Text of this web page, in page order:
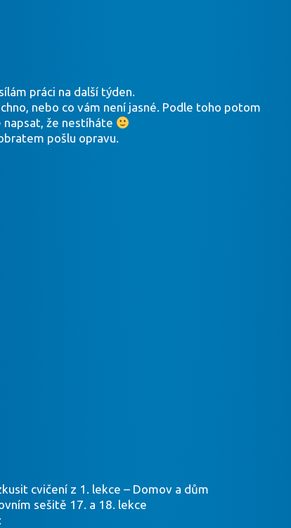
práci na další týden.
nebo co vám není jasné. Podle toho potom
že nestíháte
pošlu opravu.
cvičení z 1. lekce – Domov a dům
sešitě 17. a 18. lekce